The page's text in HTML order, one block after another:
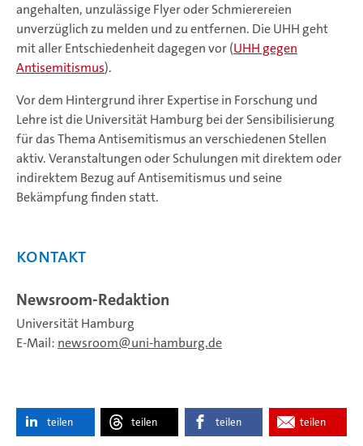
angehalten, unzulässige Flyer oder Schmierereien
unverzüglich zu melden und zu entfernen. Die UHH geht
mit aller Entschiedenheit dagegen vor (UHH gegen
Antisemitismus).
Vor dem Hintergrund ihrer Expertise in Forschung und
Lehre ist die Universität Hamburg bei der Sensibilisierung
für das Thema Antisemitismus an verschiedenen Stellen
aktiv. Veranstaltungen oder Schulungen mit direktem oder
indirektem Bezug auf Antisemitismus und seine
Bekämpfung finden statt.
Kontakt
Newsroom-Redaktion
Universität Hamburg
E-Mail: newsroom uni-hamburg.de
teilen teilen teilen teilen